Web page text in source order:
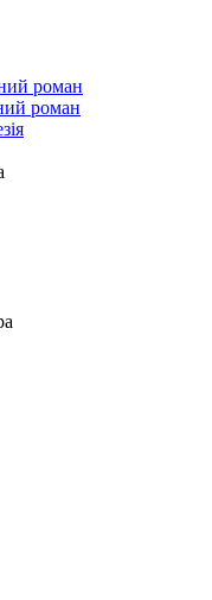
роман
роман